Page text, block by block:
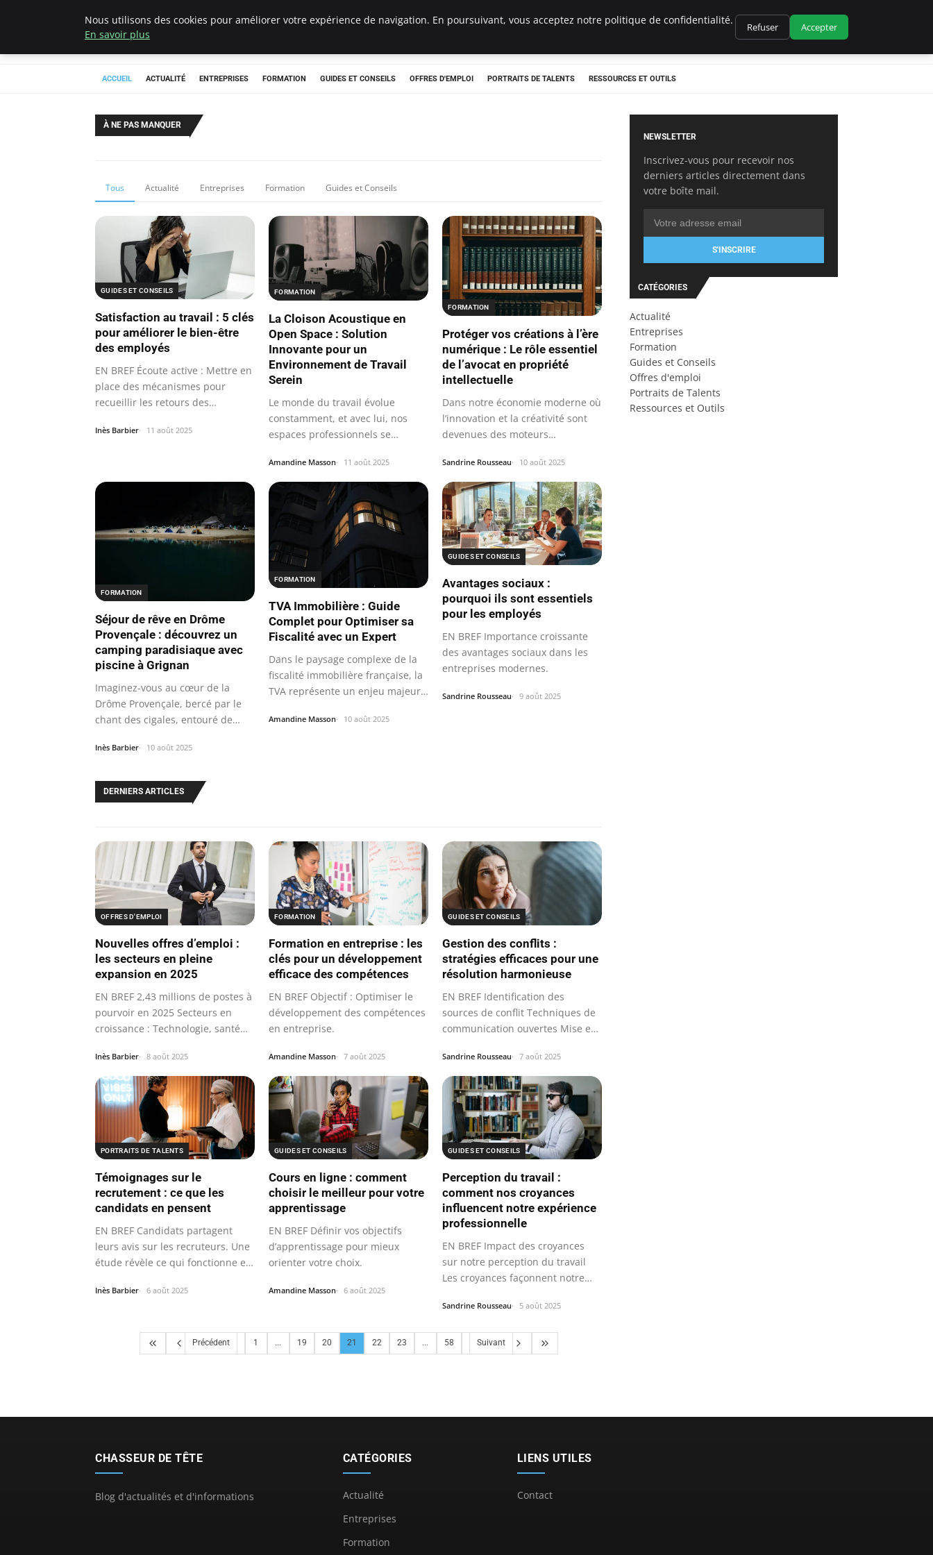
Chasseur De Tête
ACCUEIL ACTUALITÉ ENTREPRISES FORMATION GUIDES ET CONSEILS OFFRES D'EMPLOI PORTRAITS DE TALENTS RESSOURCES ET OUTILS
À NE PAS MANQUER
Tous Actualité Entreprises Formation Guides et Conseils
GUIDES ET CONSEILS
Satisfaction au travail : 5 clés
pour améliorer le bien-être
des employés
EN BREF Écoute active : Mettre en
place des mécanismes pour
recueillir les retours des
Inès Barbier 11 août 2025
FORMATION
La Cloison Acoustique en
Open Space : Solution
Innovante pour un
Environnement de Travail
Serein
Le monde du travail évolue
constamment, et avec lui, nos
espaces professionnels se
Amandine Masson 11 août 2025
FORMATION
Protéger vos créations à l’ère
numérique : Le rôle essentiel
de l’avocat en propriété
intellectuelle
Dans notre économie moderne où
l’innovation et la créativité sont
devenues des moteurs
Sandrine Rousseau 10 août 2025
FORMATION
Séjour de rêve en Drôme
Provençale : découvrez un
camping paradisiaque avec
piscine à Grignan
Imaginez-vous au cœur de la
Drôme Provençale, bercé par le
chant des cigales, entouré de
Inès Barbier 10 août 2025
FORMATION
TVA Immobilière : Guide
Complet pour Optimiser sa
Fiscalité avec un Expert
Dans le paysage complexe de la
fiscalité immobilière française, la
TVA représente un enjeu majeur…
Amandine Masson 10 août 2025
GUIDES ET CONSEILS
Avantages sociaux :
pourquoi ils sont essentiels
pour les employés
EN BREF Importance croissante
des avantages sociaux dans les
entreprises modernes.
Sandrine Rousseau 9 août 2025
DERNIERS ARTICLES
OFFRES D'EMPLOI
Nouvelles offres d’emploi :
les secteurs en pleine
expansion en 2025
EN BREF 2,43 millions de postes à
pourvoir en 2025 Secteurs en
croissance : Technologie, santé…
Inès Barbier 8 août 2025
FORMATION
Formation en entreprise : les
clés pour un développement
efficace des compétences
EN BREF Objectif : Optimiser le
développement des compétences
en entreprise.
Amandine Masson 7 août 2025
GUIDES ET CONSEILS
Gestion des conflits :
stratégies efficaces pour une
résolution harmonieuse
EN BREF Identification des
sources de conflit Techniques de
communication ouvertes Mise en
Sandrine Rousseau 7 août 2025
PORTRAITS DE TALENTS
Témoignages sur le
recrutement : ce que les
candidats en pensent
EN BREF Candidats partagent
leurs avis sur les recruteurs. Une
étude révèle ce qui fonctionne et
Inès Barbier 6 août 2025
GUIDES ET CONSEILS
Cours en ligne : comment
choisir le meilleur pour votre
apprentissage
EN BREF Définir vos objectifs
d’apprentissage pour mieux
orienter votre choix.
Amandine Masson 6 août 2025
GUIDES ET CONSEILS
Perception du travail :
comment nos croyances
influencent notre expérience
professionnelle
EN BREF Impact des croyances
sur notre perception du travail
Les croyances façonnent notre…
Sandrine Rousseau 5 août 2025
Précédent 1 ... 19 20 21 22 23 ... 58 Suivant
NEWSLETTER
Inscrivez-vous pour recevoir nos
derniers articles directement dans
votre boîte mail.
S'INSCRIRE
CATÉGORIES
Actualité
Entreprises
Formation
Guides et Conseils
Offres d'emploi
Portraits de Talents
Ressources et Outils
CHASSEUR DE TÊTE
Blog d'actualités et d'informations
CATÉGORIES
Actualité
Entreprises
Formation
LIENS UTILES
Contact
Nous utilisons des cookies pour améliorer votre expérience de navigation. En poursuivant, vous acceptez notre politique de confidentialité.
En savoir plus
Refuser Accepter